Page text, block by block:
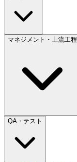
マネジメント・上流工程
QA・テスト